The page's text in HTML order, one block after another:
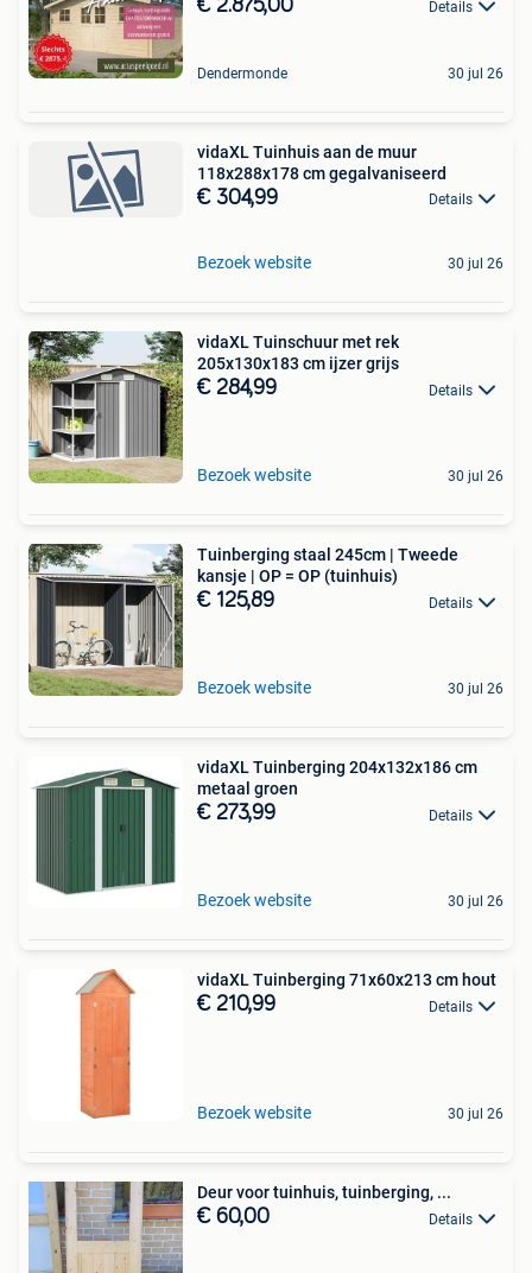
€ 2.875,00 Details
Dendermonde 30 jul 26
vidaXL Tuinhuis aan de muur
118x288x178 cm gegalvaniseerd
€ 304,99 Details
Bezoek website 30 jul 26
vidaXL Tuinschuur met rek
205x130x183 cm ijzer grijs
€ 284,99 Details
Bezoek website 30 jul 26
Tuinberging staal 245cm | Tweede
kansje | OP = OP (tuinhuis)
€ 125,89 Details
Bezoek website 30 jul 26
vidaXL Tuinberging 204x132x186 cm
metaal groen
€ 273,99 Details
Bezoek website 30 jul 26
vidaXL Tuinberging 71x60x213 cm hout
€ 210,99 Details
Bezoek website 30 jul 26
Deur voor tuinhuis, tuinberging, ...
€ 60,00 Details